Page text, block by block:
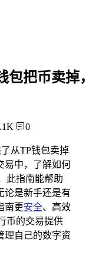
把币卖掉，
0
从TP钱包卖掉
易中，了解如何
此指南能帮助
论是新手还是有
南更安全、高效
币的交易提供
理自己的数字资